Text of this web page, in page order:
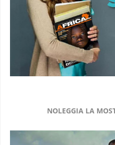
NOLEGGIA LA